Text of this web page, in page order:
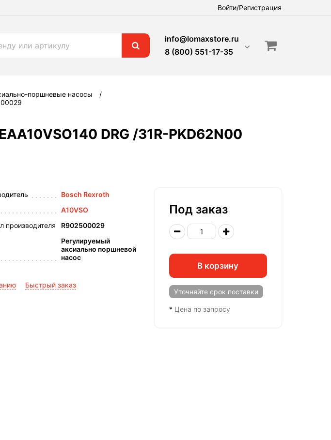
Войти/Регистрация
info@lomaxstore.ru
8 (800) 551-17-35
поршневые насосы
DRG /31R-PKD62N00
Bosch Rexroth
A10VSO
производителя
R902500029
Регулируемый
аксиально поршневой
насос
Быстрый заказ
Под заказ
В корзину
Уточняйте срок поставки
* Цена по запросу